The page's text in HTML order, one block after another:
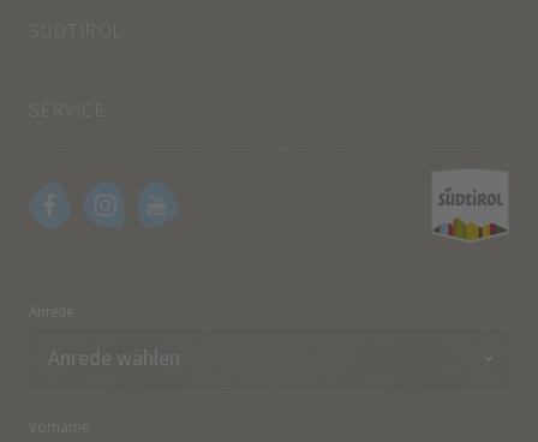
SÜDTIROL
Anrede
Vorname